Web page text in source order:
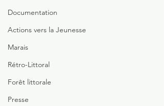
Documentation
Actions vers la Jeunesse
Marais
Rétro-Littoral
Forêt littorale
Presse